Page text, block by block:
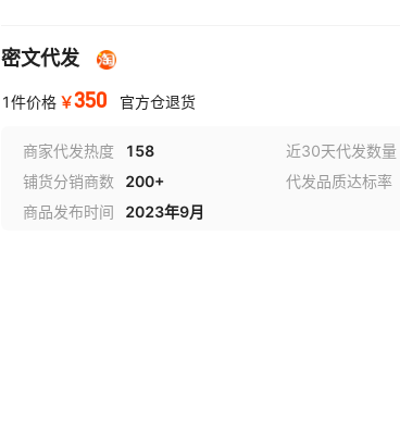
xian电机（不可选脱种
主机含3kw380V 铝
子）
主机含3kw 380V铜
xian电机（不可选脱种
子）
98.83
密文代发
1件价格 ￥350 官方仓退货
商家代发热度 158 近30天代发数量
铺货分销商数
200+ 代发品质达标率
商品发布时间
2023年9月